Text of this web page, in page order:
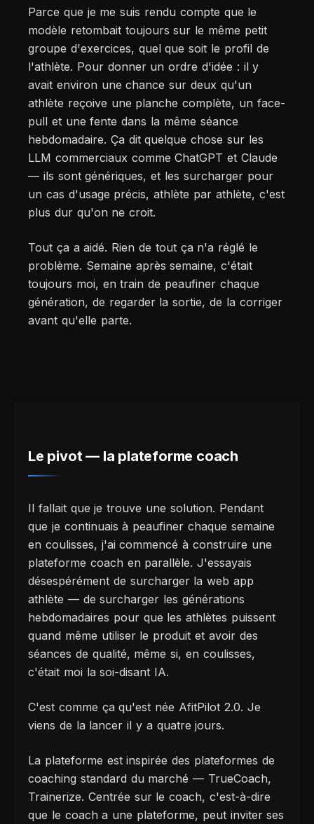
Parce que je me suis rendu compte que le
modèle retombait toujours sur le même petit
groupe d'exercices, quel que soit le profil de
l'athlète. Pour donner un ordre d'idée : il y
avait environ une chance sur deux qu'un
athlète reçoive une planche complète, un face-
pull et une fente dans la même séance
hebdomadaire. Ça dit quelque chose sur les
LLM commerciaux comme ChatGPT et Claude
— ils sont génériques, et les surcharger pour
un cas d'usage précis, athlète par athlète, c'est
plus dur qu'on ne croit.
Tout ça a aidé. Rien de tout ça n'a réglé le
problème. Semaine après semaine, c'était
toujours moi, en train de peaufiner chaque
génération, de regarder la sortie, de la corriger
avant qu'elle parte.
Le pivot — la plateforme coach
Il fallait que je trouve une solution. Pendant
que je continuais à peaufiner chaque semaine
en coulisses, j'ai commencé à construire une
plateforme coach en parallèle. J'essayais
désespérément de surcharger la web app
athlète — de surcharger les générations
hebdomadaires pour que les athlètes puissent
quand même utiliser le produit et avoir des
séances de qualité, même si, en coulisses,
c'était moi la soi-disant IA.
C'est comme ça qu'est née AfitPilot 2.0. Je
viens de la lancer il y a quatre jours.
La plateforme est inspirée des plateformes de
coaching standard du marché — TrueCoach,
Trainerize. Centrée sur le coach, c'est-à-dire
que le coach a une plateforme, peut inviter ses